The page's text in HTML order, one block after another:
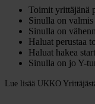
Toimit yrittäjänä
Sinulla on
Sinulla on
Haluat perustaa
Haluat hakea
Sinulla on jo Y-
Lue lisää UKKO